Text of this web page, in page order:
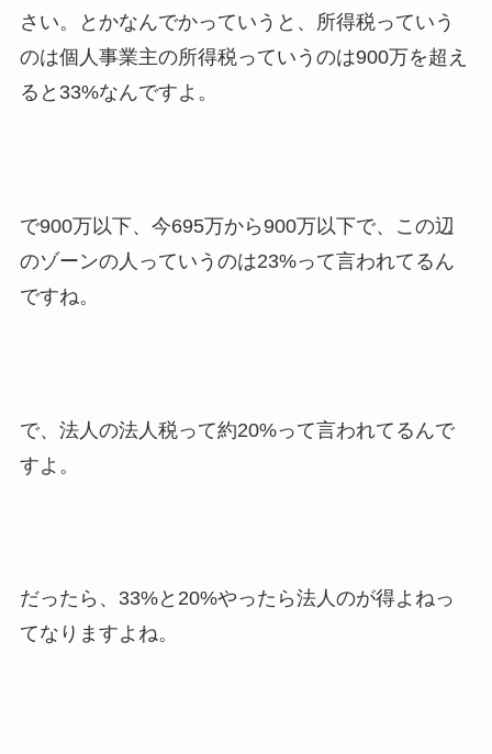
さい。とかなんでかっていうと、所得税っていう
のは個人事業主の所得税っていうのは900万を超え
ると33%なんですよ。
で900万以下、今695万から900万以下で、この辺
のゾーンの人っていうのは23%って言われてるん
ですね。
で、法人の法人税って約20%って言われてるんで
すよ。
だったら、33%と20%やったら法人のが得よねっ
てなりますよね。